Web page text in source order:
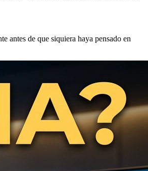
antes de que siquiera haya pensado en